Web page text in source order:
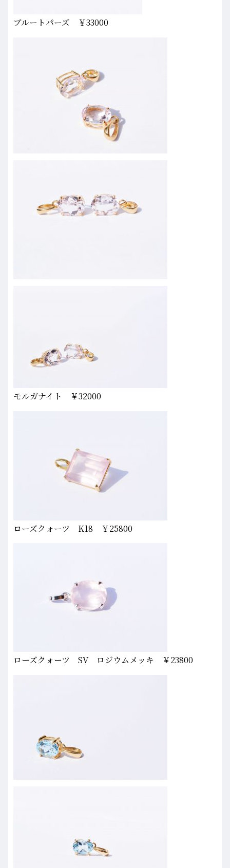
ブルートパーズ ￥33000
モルガナイト ￥32000
ローズクォーツ K18 ￥25800
ローズクォーツ SV ロジウムメッキ ￥23800